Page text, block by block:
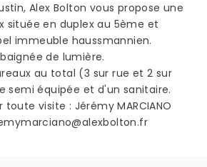
Alex Bolton vous propose une
située en duplex au 5ème et
immeuble haussmannien.
de lumière.
au total (3 sur rue et 2 sur
semi équipée et d'un sanitaire.
visite : Jérémy MARCIANO